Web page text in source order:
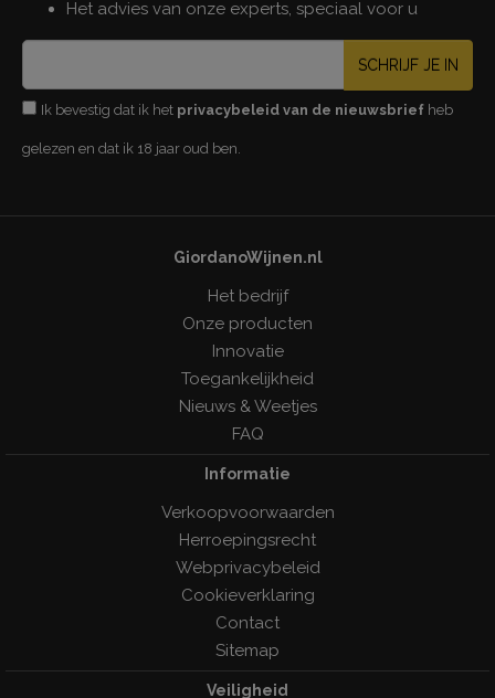
Het advies van onze experts, speciaal voor u
SCHRIJF JE IN
Ik bevestig dat ik het privacybeleid van de nieuwsbrief heb
gelezen en dat ik 18 jaar oud ben.
GiordanoWijnen.nl
Het bedrijf
Onze producten
Innovatie
Toegankelijkheid
Nieuws & Weetjes
FAQ
Informatie
Verkoopvoorwaarden
Herroepingsrecht
Webprivacybeleid
Cookieverklaring
Contact
Sitemap
Veiligheid